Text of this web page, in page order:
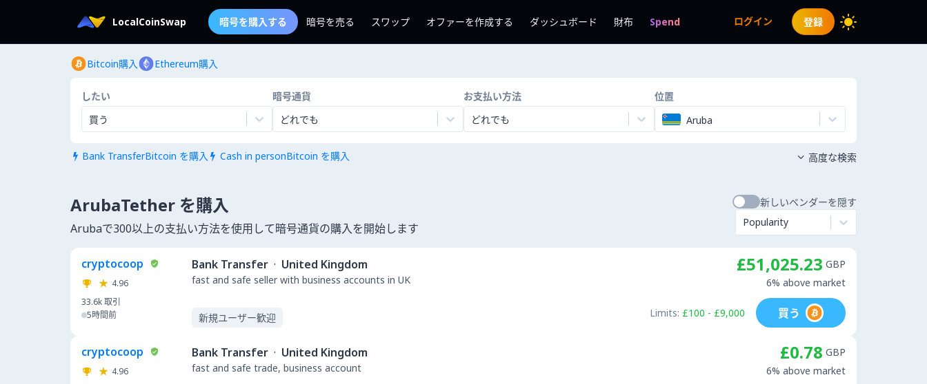
LocalCoinSwap 暗号を購入する 暗号を売る スワップ オファーを作成する ダッシュボード 財布 Spend ログイン 登録
Bitcoin購入 Ethereum購入
したい
買う
暗号通貨
どれでも
お支払い方法
どれでも
位置
Aruba
 Bank TransferBitcoin を購入  Cash in personBitcoin を購入  高度な検索
ArubaTether を購入
Arubaで300以上の支払い方法を使用して暗号通貨の購入を開始します
新しいベンダーを隠す
Popularity
cryptocoop
4.96
33.6k取引
5時間前
Bank Transfer · United Kingdom
fast and safe seller with business accounts in UK
新規ユーザー歓迎
£51,025.23 GBP
6% above market
Limits: £100 - £9,000 買う
cryptocoop
4.96
Bank Transfer · United Kingdom
fast and safe trade, business account
£0.78 GBP
6% above market